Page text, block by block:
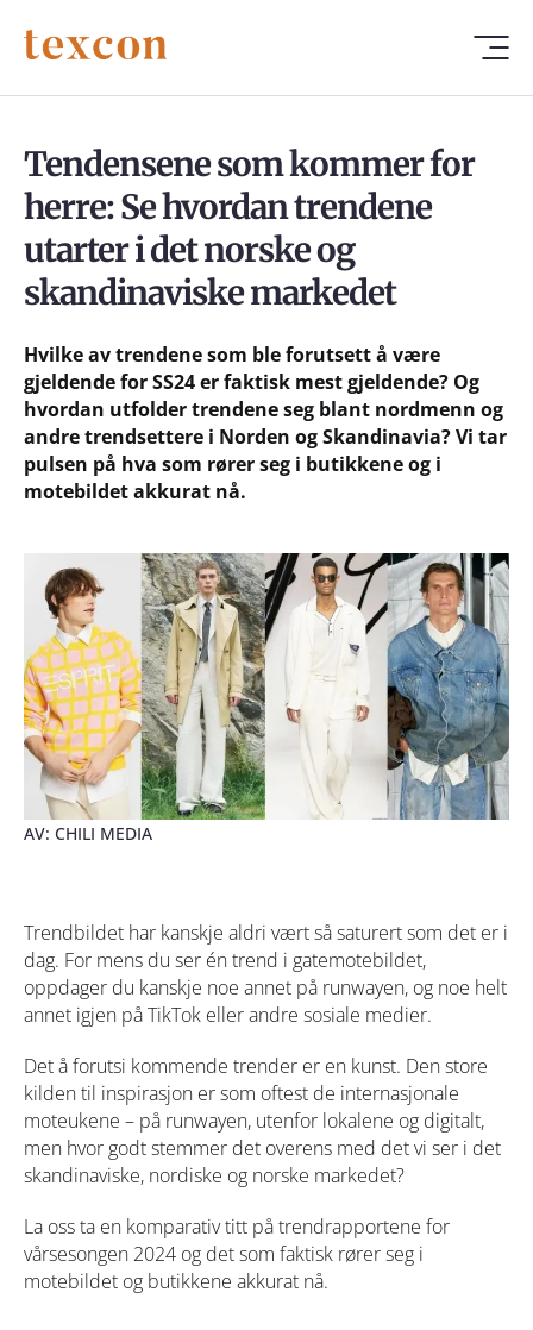
Tendensene som kommer for
herre: Se hvordan trendene
utarter i det norske og
skandinaviske markedet
Hvilke av trendene som ble forutsett å være
gjeldende for SS24 er faktisk mest gjeldende? Og
hvordan utfolder trendene seg blant nordmenn og
andre trendsettere i Norden og Skandinavia? Vi tar
pulsen på hva som rører seg i butikkene og i
motebildet akkurat nå.
AV: CHILI MEDIA
Trendbildet har kanskje aldri vært så saturert som det er i
dag. For mens du ser én trend i gatemotebildet,
oppdager du kanskje noe annet på runwayen, og noe helt
annet igjen på TikTok eller andre sosiale medier.
Det å forutsi kommende trender er en kunst. Den store
kilden til inspirasjon er som oftest de internasjonale
moteukene – på runwayen, utenfor lokalene og digitalt,
men hvor godt stemmer det overens med det vi ser i det
skandinaviske, nordiske og norske markedet?
La oss ta en komparativ titt på trendrapportene for
vårsesongen 2024 og det som faktisk rører seg i
motebildet og butikkene akkurat nå.